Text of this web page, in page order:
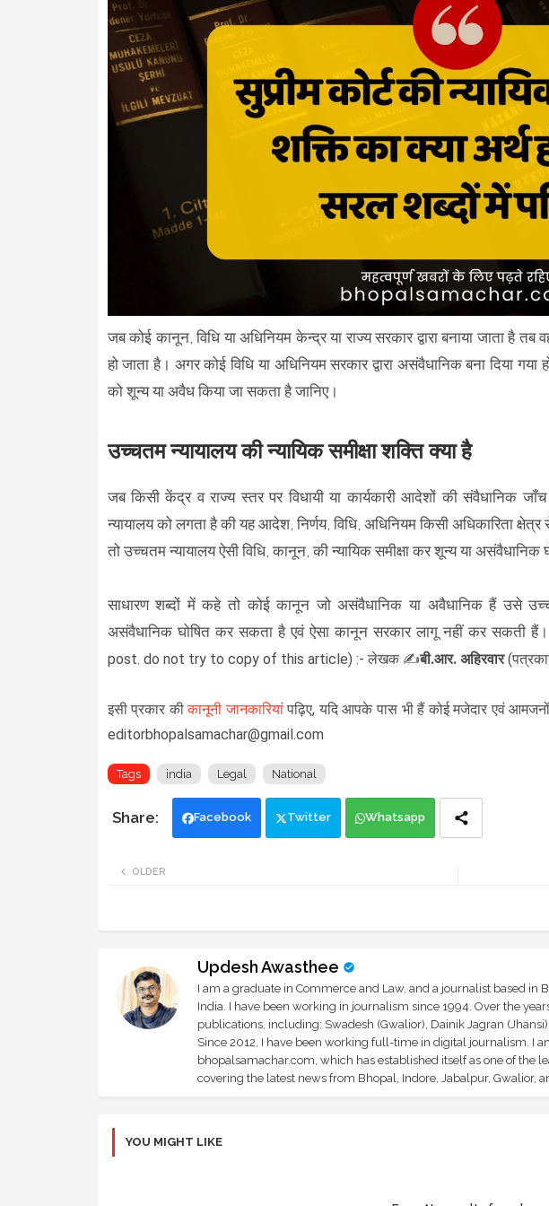
जब कोई कानून, विधि या अधिनियम केन्द्र या राज्य सरकार द्वारा बनाया जाता है तब
हो जाता है। अगर कोई विधि या अधिनियम सरकार द्वारा असंवैधानिक बना दिया
को शून्य या अवैध किया जा सकता है जानिए।
उच्चतम न्यायालय की न्यायिक समीक्षा शक्ति क्या है
जब किसी केंद्र व राज्य स्तर पर विधायी या कार्यकारी आदेशों की संवैधानिक
न्यायालय को लगता है की यह आदेश, निर्णय, विधि, अधिनियम किसी अधिकारिता
तो उच्चतम न्यायालय ऐसी विधि, कानून, की न्यायिक समीक्षा कर शून्य या
साधारण शब्दों में कहे तो कोई कानून जो असंवैधानिक या अवैधानिक हैं उसे
असंवैधानिक घोषित कर सकता है एवं ऐसा कानून सरकार लागू नहीं कर सकती हैं।
post. do not try to copy of this article) :- लेखक ✍️बी.आर. अहिरवार (
इसी प्रकार कीकानूनी जानकारियांपढ़िए, यदि आपके पास भी हैं कोई मजेदार एवं
editorbhopalsamachar@gmail.com
Tags india Legal National
Facebook Twitter Whatsapp
OLDER
Updesh Awasthee
I am a graduate in Commerce and Law, and a journalist based in
India. I have been working in journalism since 1994. Over the
publications, including: Swadesh (Gwalior), Dainik Jagran
Since 2012, I have been working full-time in digital journalism. I
bhopalsamachar.com, which has established itself as one of the
covering the latest news from Bhopal, Indore, Jabalpur, Gwalior,
YOU MIGHT LIKE